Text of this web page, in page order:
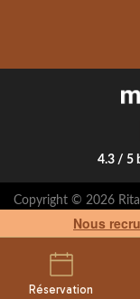
4.3 / 5
Copyright © 2026
Nous
Réservation